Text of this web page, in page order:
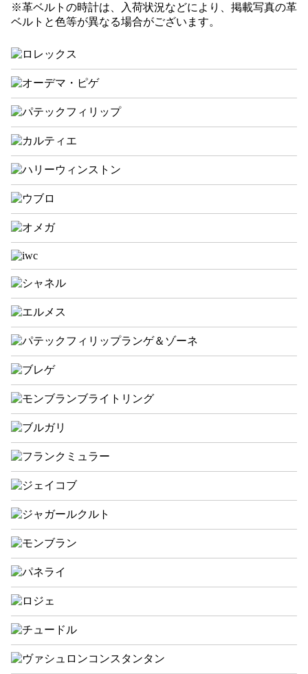
※革ベルトの時計は、入荷状況などにより、掲載写真の革
ベルトと色等が異なる場合がございます。